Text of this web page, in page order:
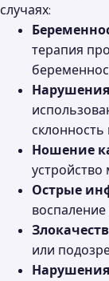
случаях:
терапия
Ношение
Острые
или